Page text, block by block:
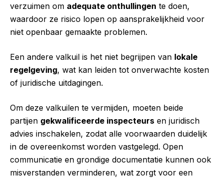
verzuimen om adequate onthullingen te doen,
waardoor ze risico lopen op aansprakelijkheid voor
niet openbaar gemaakte problemen.
Een andere valkuil is het niet begrijpen van lokale
regelgeving, wat kan leiden tot onverwachte kosten
of juridische uitdagingen.
Om deze valkuilen te vermijden, moeten beide
partijen gekwalificeerde inspecteurs en juridisch
advies inschakelen, zodat alle voorwaarden duidelijk
in de overeenkomst worden vastgelegd. Open
communicatie en grondige documentatie kunnen ook
misverstanden verminderen, wat zorgt voor een